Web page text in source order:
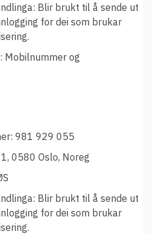
Blir brukt til å sende ut
for dei som brukar
Mobilnummer og
981 929 055
0580 Oslo, Noreg
Blir brukt til å sende ut
for dei som brukar